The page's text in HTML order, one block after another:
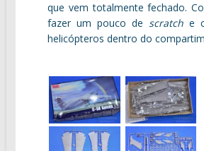
que vem totalmente fechado.
fazer um pouco de scratche
helicópteros dentro do